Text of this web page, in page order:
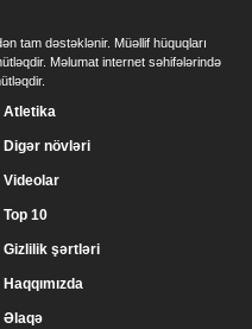
tam dəstəklənir. Müəllif hüquqları
Məlumat internet səhifələrində
Atletika
Digər növləri
Videolar
Top 10
Gizlilik şərtləri
Haqqımızda
Əlaqə